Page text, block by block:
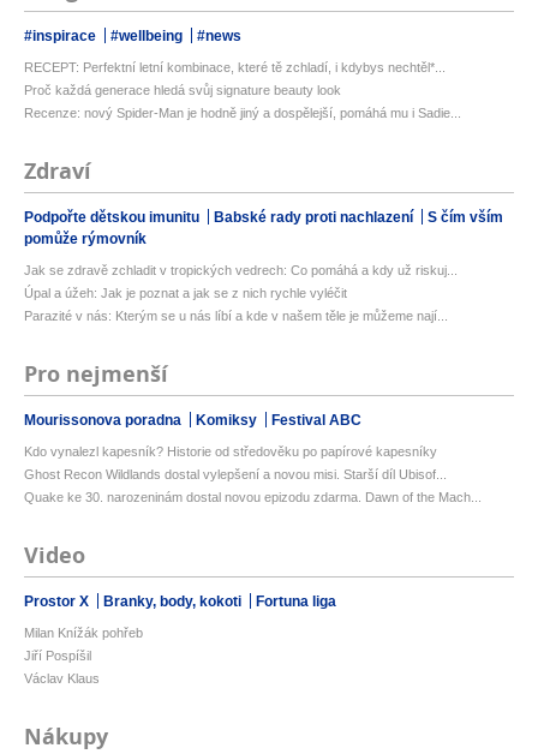
#inspirace #wellbeing #news
RECEPT: Perfektní letní kombinace, které tě zchladí, i kdybys nechtěl*...
Proč každá generace hledá svůj signature beauty look
Recenze: nový Spider-Man je hodně jiný a dospělejší, pomáhá mu i Sadie...
Zdraví
Podpořte dětskou imunitu Babské rady proti nachlazení
S čím vším
pomůže rýmovník
Jak se zdravě zchladit v tropických vedrech: Co pomáhá a kdy už riskuj...
Úpal a úžeh: Jak je poznat a jak se z nich rychle vyléčit
Parazité v nás: Kterým se u nás líbí a kde v našem těle je můžeme nají...
Pro nejmenší
Mourissonova poradna Komiksy Festival ABC
Kdo vynalezl kapesník? Historie od středověku po papírové kapesníky
Ghost Recon Wildlands dostal vylepšení a novou misi. Starší díl Ubisof...
Quake ke 30. narozeninám dostal novou epizodu zdarma. Dawn of the Mach...
Video
Prostor X Branky, body, kokoti Fortuna liga
Milan Knížák pohřeb
Jiří Pospíšil
Václav Klaus
Nákupy